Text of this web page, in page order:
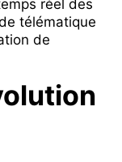
réel des
télématique
de